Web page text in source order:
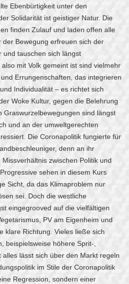
Ebenbürtigkeit unter den
Solidarität ist geistiger Natur. Die
finden Zulauf und laden offen alle
der Bewegung erfreuen sich der
und tauschen sich längst
mit Volk gemeint ist sind vielmehr
Errungenschaften, das integrieren
Individualität – es richtet sich
Woke Kultur, gegen die Belehrung
Graswurzelbewegungen sind längst
und an der umweltgerechten
Die Coronapolitik fungierte für
denn an ihr
zwischen Politik und
sehen in diesem Kurs
Sicht, da das Klimaproblem nur
sei. Doch die westliche
eingegrooved auf die vielfältigen
PV am Eigenheim und
klare Richtung. Vieles ließe sich
beispielsweise höhere Sprit-,
lässt sich über den Markt regeln
im Stile der Coronapolitik
Regression, sondern einer